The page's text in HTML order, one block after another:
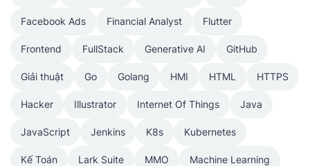
Facebook Ads Financial Analyst Flutter
Frontend FullStack Generative AI GitHub
Giải thuật Go Golang HMI HTML HTTPS
Hacker Illustrator Internet Of Things Java
JavaScript Jenkins K8s Kubernetes
Kế Toán Lark Suite MMO Machine Learning